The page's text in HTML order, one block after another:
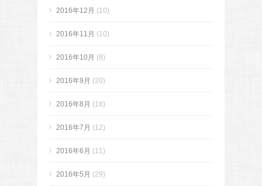
2016年12月 (10)
2016年11月 (10)
2016年10月 (8)
2016年9月 (20)
2016年8月 (18)
2016年7月 (12)
2016年6月 (11)
2016年5月 (29)